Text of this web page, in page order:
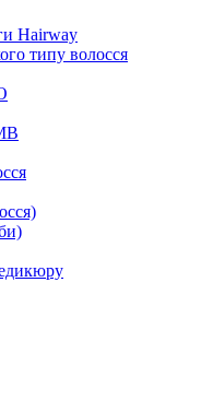
Hairway
типу волосся